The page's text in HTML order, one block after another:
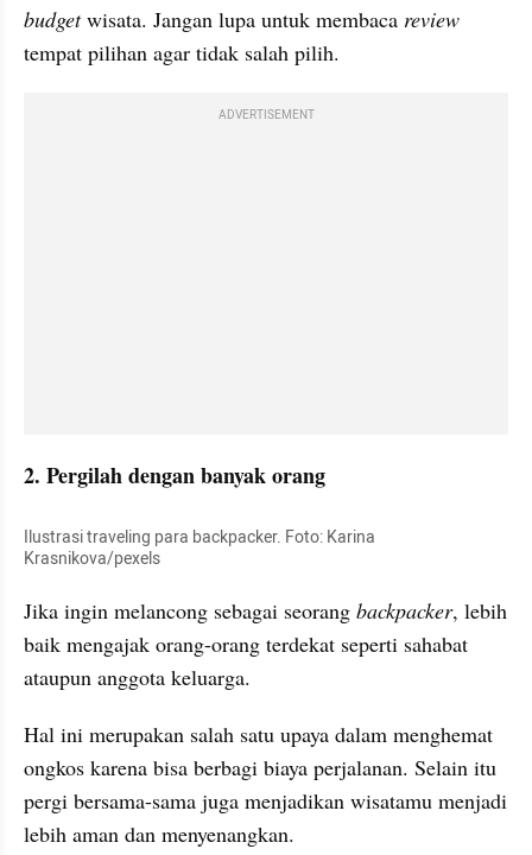
budget wisata. Jangan lupa untuk membaca review
tempat pilihan agar tidak salah pilih.
ADVERTISEMENT
2. Pergilah dengan banyak orang
Ilustrasi traveling para backpacker. Foto: Karina
Krasnikova/pexels
Jika ingin melancong sebagai seorang backpacker, lebih
baik mengajak orang-orang terdekat seperti sahabat
ataupun anggota keluarga.
Hal ini merupakan salah satu upaya dalam menghemat
ongkos karena bisa berbagi biaya perjalanan. Selain itu
pergi bersama-sama juga menjadikan wisatamu menjadi
lebih aman dan menyenangkan.